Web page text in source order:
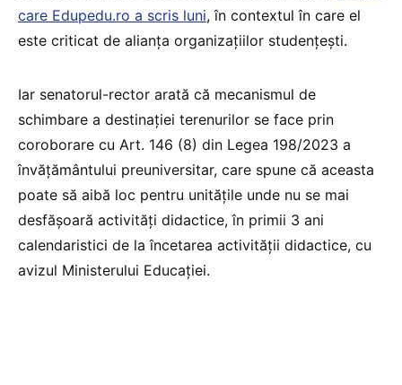
care Edupedu.ro a scris luni, în contextul în care el
este criticat de alianța organizațiilor studențești.
Iar senatorul-rector arată că mecanismul de
schimbare a destinației terenurilor se face prin
coroborare cu Art. 146 (8) din Legea 198/2023 a
învățământului preuniversitar, care spune că aceasta
poate să aibă loc pentru unitățile unde nu se mai
desfășoară activități didactice, în primii 3 ani
calendaristici de la încetarea activității didactice, cu
avizul Ministerului Educației.